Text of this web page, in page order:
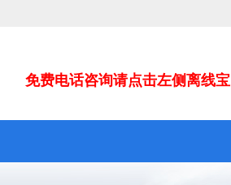
免费电话咨询请点击左侧离线宝